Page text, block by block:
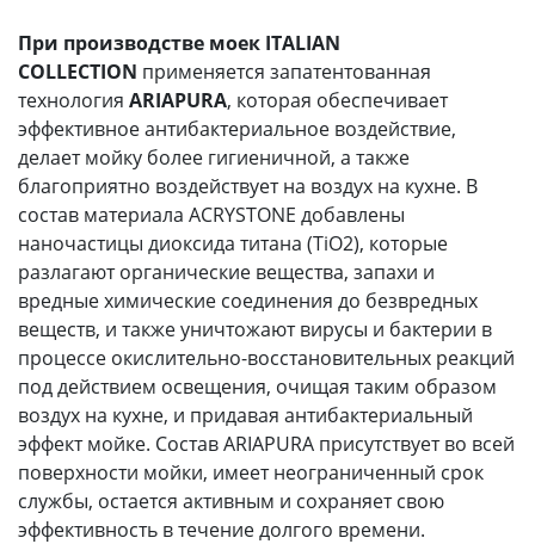
При производстве моек ITALIAN
COLLECTION применяется запатентованная
технология ARIAPURA, которая обеспечивает
эффективное антибактериальное воздействие,
делает мойку более гигиеничной, а также
благоприятно воздействует на воздух на кухне. В
состав материала ACRYSTONE добавлены
наночастицы диоксида титана (TiО2), которые
разлагают органические вещества, запахи и
вредные химические соединения до безвредных
веществ, и также уничтожают вирусы и бактерии в
процессе окислительно-восстановительных реакций
под действием освещения, очищая таким образом
воздух на кухне, и придавая антибактериальный
эффект мойке. Состав ARIAPURA присутствует во всей
поверхности мойки, имеет неограниченный срок
службы, остается активным и сохраняет свою
эффективность в течение долгого времени.